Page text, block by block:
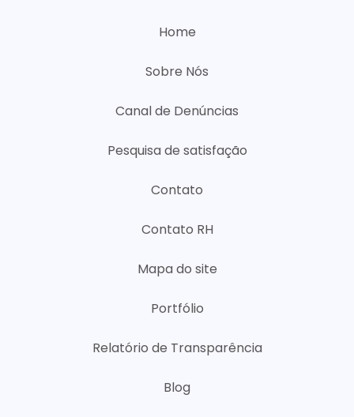
Home
Sobre Nós
Canal de Denúncias
Pesquisa de satisfação
Contato
Contato RH
Mapa do site
Portfólio
Relatório de Transparência
Blog